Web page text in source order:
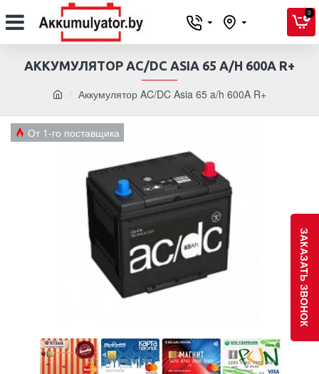
0
Аккумулятор AC/DC Asia 65 a/h 600A R+
АККУМУЛЯТОР AC/DC ASIA 65 A/H 600A R+
От 1-го поставщика
ЗАКАЗАТЬ ЗВОНОК